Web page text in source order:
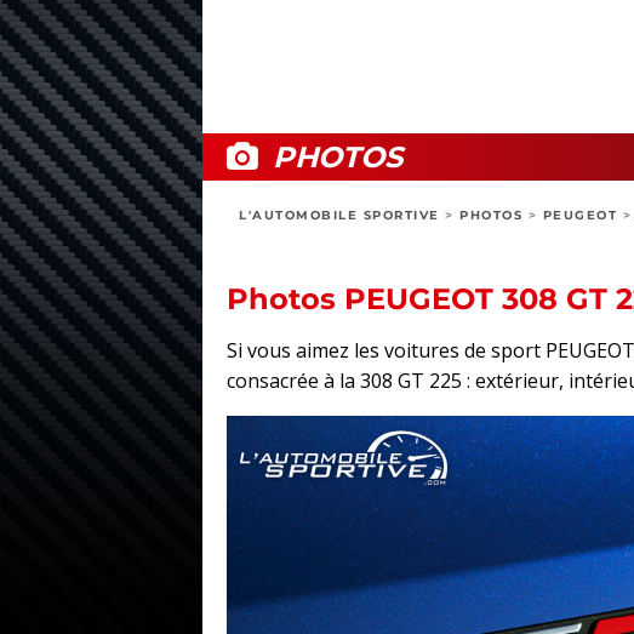
PHOTOS
L'AUTOMOBILE SPORTIVE > PHOTOS > PEUGEOT >
Photos PEUGEOT 308 GT
Si vous aimez les voitures de sport
consacrée à la 308 GT 225 : extérieur,